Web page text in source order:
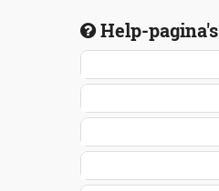
Help-pagina's